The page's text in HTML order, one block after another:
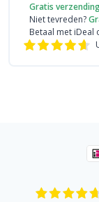
Gratis
Niet tevreden?
Betaal met iDeal